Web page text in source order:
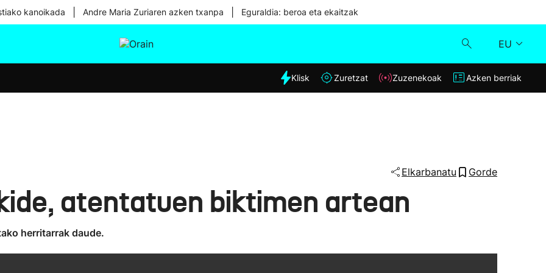
kanoikada Andre Maria Zuriaren azken txanpa Eguraldia: beroa eta ekaitzak
EU
Eguraldia
Klisk
Klisk Zuretzat Zuzenekoak Azken berriak
Elkarbanatu Gorde
atentatuen biktimen artean
herritarrak daude.